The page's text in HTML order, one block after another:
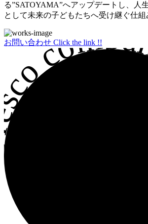
る”SATOYAMA”へアップデートし、人
として未来の子どもたちへ受け継ぐ仕組
お問い合わせ Click the link !!